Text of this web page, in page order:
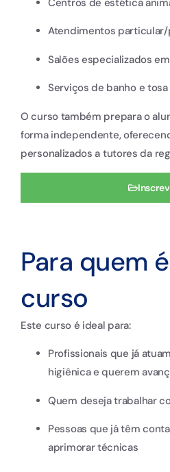
Centros de estética
Atendimentos
Salões especializados
Serviços de banho e
O curso também prepara o
forma independente,
personalizados a tutores da
Para quem
curso
Este curso é ideal para:
Profissionais que já
higiênica e querem
Quem deseja trabalhar
Pessoas que já têm
aprimorar técnicas